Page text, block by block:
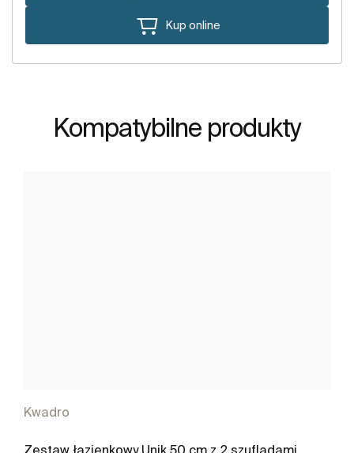
Kup online
Kompatybilne produkty
Kwadro
Zestaw łazienkowy Unik 50 cm z 2 szufladami